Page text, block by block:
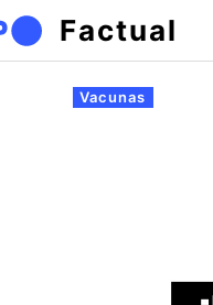
principal
Factual
Vacunas